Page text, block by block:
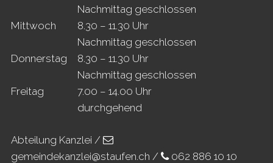
Nachmittag geschlossen
Mittwoch
8.30 – 11.30 Uhr
Nachmittag geschlossen
Donnerstag
8.30 – 11.30 Uhr
Nachmittag geschlossen
Freitag
7.00 – 14.00 Uhr
durchgehend
Abteilung Kanzlei /
gemeindekanzlei@staufen.ch /
062 886 10 10